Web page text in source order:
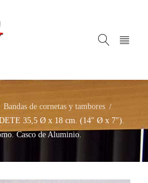
Bandas de cornetas y tambores /
35,5 Ø x 18 cm. (14″ Ø x 7″).
Casco de Aluminio.